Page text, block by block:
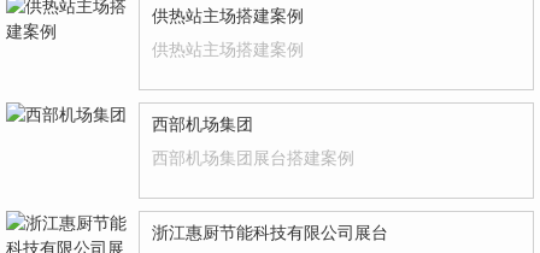
供热站主场搭建案例
供热站主场搭建案例
西部机场集团
西部机场集团展台搭建案例
浙江惠厨节能科技有限公司展台